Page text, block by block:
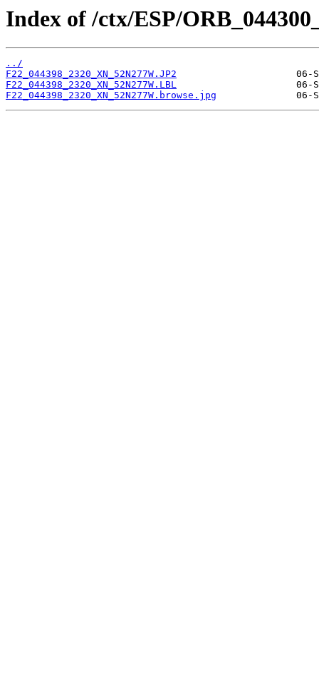
Index of /ctx/ESP/
../
F22_044398_2320_XN_52N277W.JP2
F22_044398_2320_XN_52N277W.LBL
F22_044398_2320_XN_52N277W.browse.jpg